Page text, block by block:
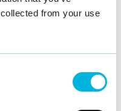
from your use